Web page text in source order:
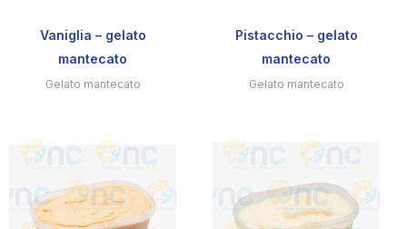
Vaniglia – gelato
mantecato
Gelato mantecato
Pistacchio – gelato
mantecato
Gelato mantecato